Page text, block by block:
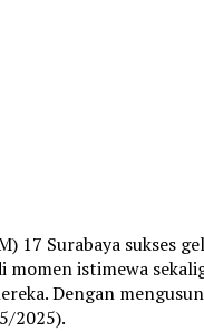
17 Surabaya sukses
momen istimewa
Dengan
2025).